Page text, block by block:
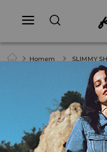
Homem SLIMMY